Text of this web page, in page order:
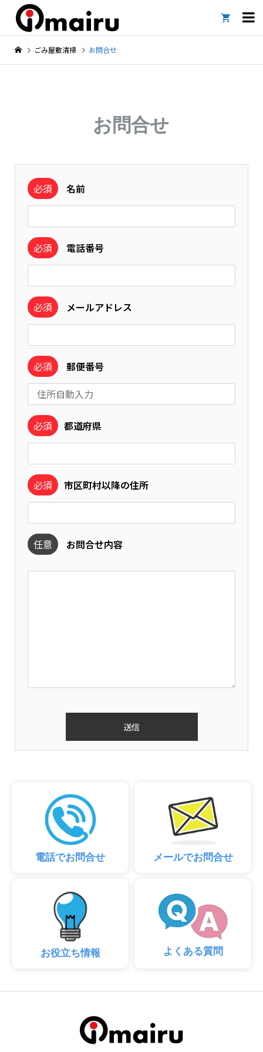

ごみ屋敷清掃 お問合せ
お問合せ
必須 名前
必須 電話番号
必須 メールアドレス
必須 郵便番号
必須 都道府県
必須 市区町村以降の住所
任意 お問合せ内容
電話でお問合せ メールでお問合せ
お役立ち情報 よくある質問